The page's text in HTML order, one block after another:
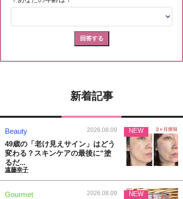
新着記事
Beauty 2026.08.09
49歳の「老け見えサイン」はどう
変わる？スキンケアの最後に“塗
るだ...
遠藤幸子
NEW
Gourmet 2026.08.09 NEW